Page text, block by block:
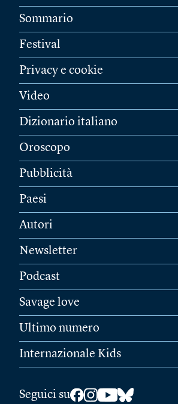
Sommario
Festival
Privacy e cookie
Video
Dizionario italiano
Oroscopo
Pubblicità
Paesi
Autori
Newsletter
Podcast
Savage love
Ultimo numero
Internazionale Kids
Seguici su